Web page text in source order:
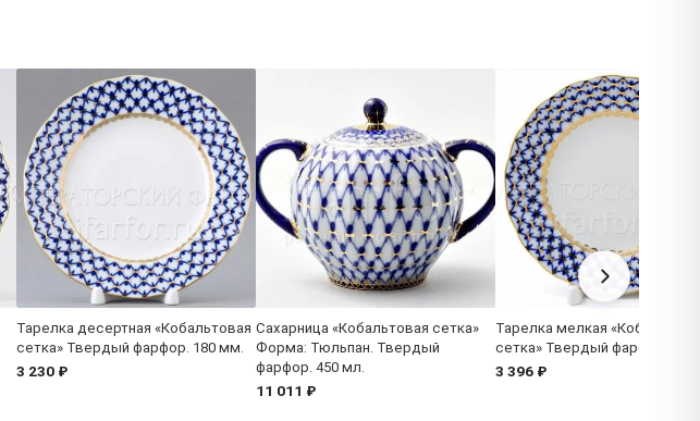
Тарелка десертная «Кобальтовая
сетка» Твердый фарфор. 180 мм.
3 230 ₽
Сахарница «Кобальтовая сетка»
Форма: Тюльпан. Твердый
фарфор. 450 мл.
11 011 ₽
Тарелка мелкая
сетка» Твердый фарфор.
3 396 ₽